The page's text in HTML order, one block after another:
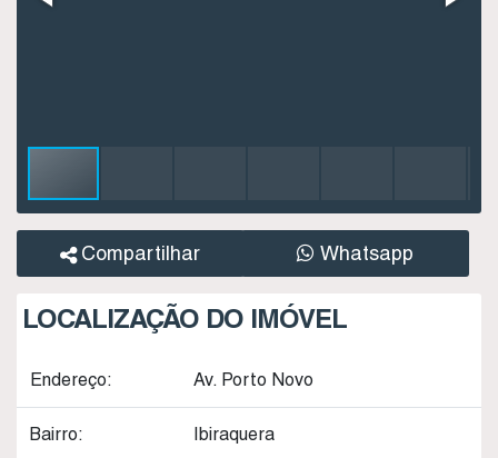
Compartilhar Whatsapp
LOCALIZAÇÃO DO IMÓVEL
Endereço: Av. Porto Novo
Bairro: Ibiraquera